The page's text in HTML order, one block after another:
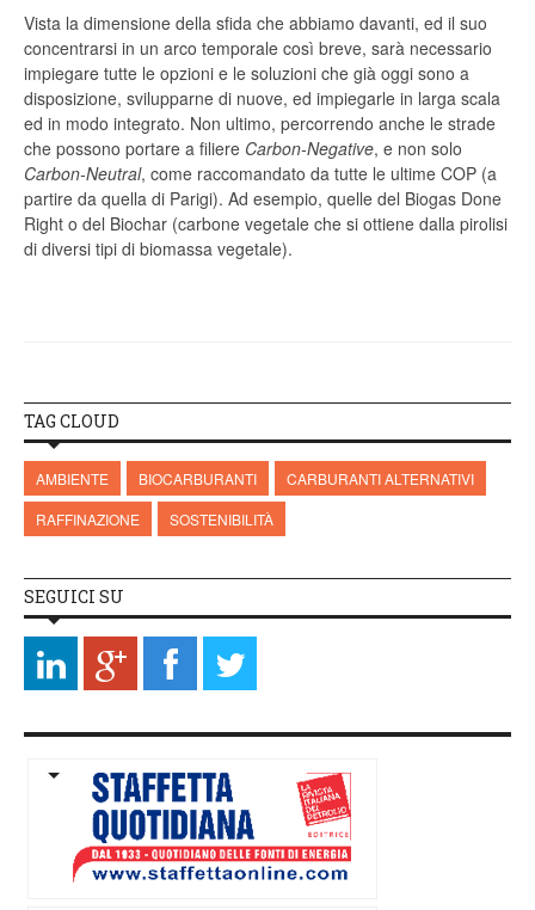
Vista la dimensione della sfida che abbiamo davanti, ed il suo
concentrarsi in un arco temporale così breve, sarà necessario
impiegare tutte le opzioni e le soluzioni che già oggi sono a
disposizione, svilupparne di nuove, ed impiegarle in larga scala
ed in modo integrato. Non ultimo, percorrendo anche le strade
che possono portare a filiere Carbon-Negative, e non solo
Carbon-Neutral, come raccomandato da tutte le ultime COP (a
partire da quella di Parigi). Ad esempio, quelle del Biogas Done
Right o del Biochar (carbone vegetale che si ottiene dalla pirolisi
di diversi tipi di biomassa vegetale).
TAG CLOUD
AMBIENTE BIOCARBURANTI
CARBURANTI ALTERNATIVI
RAFFINAZIONE
SOSTENIBILITÀ
SEGUICI SU